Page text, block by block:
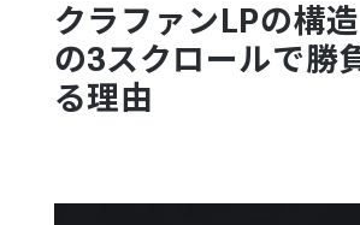
クラファンLPの構
の3スクロールで勝
る理由